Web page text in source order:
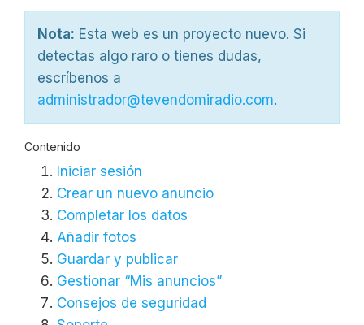
Nota: Esta web es un proyecto nuevo. Si
detectas algo raro o tienes dudas,
escríbenos a
administrador@tevendomiradio.com.
Contenido
Iniciar sesión
Crear un nuevo anuncio
Completar los datos
Añadir fotos
Guardar y publicar
Gestionar “Mis anuncios”
Consejos de seguridad